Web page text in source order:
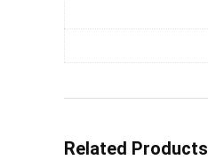
Related Products